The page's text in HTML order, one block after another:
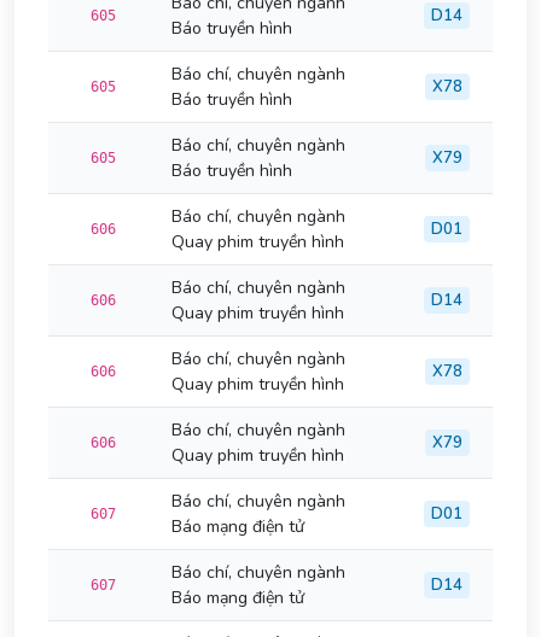
605
Báo truyền hình
D14
605
Báo chí, chuyên ngành
Báo truyền hình
X78
605
Báo chí, chuyên ngành
Báo truyền hình
X79
606
Báo chí, chuyên ngành
Quay phim truyền hình
D01
606
Báo chí, chuyên ngành
Quay phim truyền hình
D14
606
Báo chí, chuyên ngành
Quay phim truyền hình
X78
606
Báo chí, chuyên ngành
Quay phim truyền hình
X79
607
Báo chí, chuyên ngành
Báo mạng điện tử
D01
607
Báo chí, chuyên ngành
Báo mạng điện tử
D14